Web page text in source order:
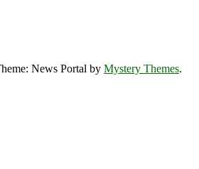
News Portal by Mystery Themes.